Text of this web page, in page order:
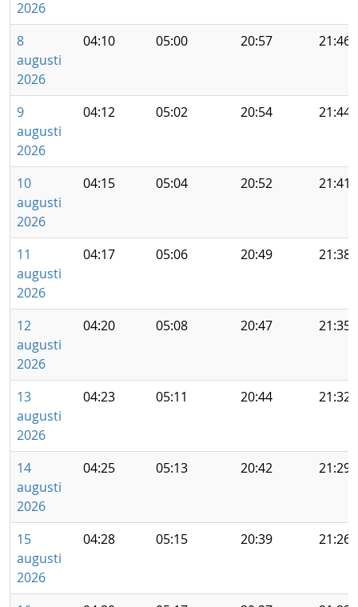
2026
8
augusti
2026
04:10 05:00 20:57 21:46
9
augusti
2026
04:12 05:02 20:54 21:44
10
augusti
2026
04:15 05:04 20:52 21:41
11
augusti
2026
04:17 05:06 20:49 21:38
12
augusti
2026
04:20 05:08 20:47 21:35
13
augusti
2026
04:23 05:11 20:44 21:32
14
augusti
2026
04:25 05:13 20:42 21:29
15
augusti
2026
04:28 05:15 20:39 21:26